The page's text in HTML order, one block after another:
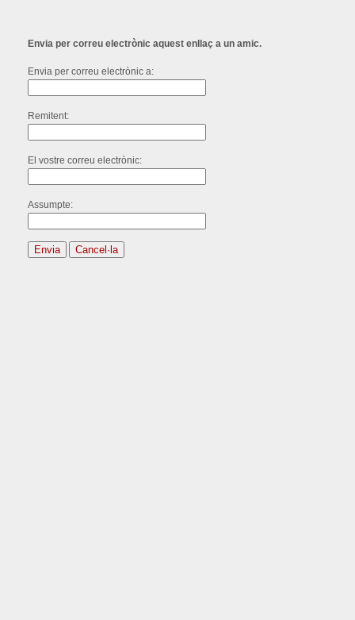
Envia per correu electrònic aquest enllaç a un amic.
Envia per correu electrònic a:
Remitent:
El vostre correu electrònic:
Assumpte:
Envia Cancel·la